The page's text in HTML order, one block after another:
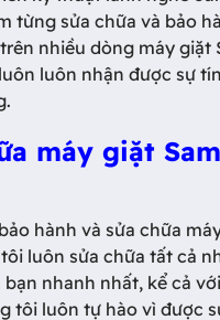
từng sửa chữa và bảo
nhiều dòng máy giặt
luôn nhận được sự
máy giặt
hành và sửa chữa
luôn sửa chữa tất cả
bạn nhanh nhất, kể cả
tôi luôn tự hào vì được